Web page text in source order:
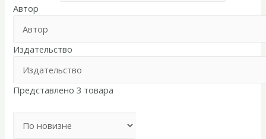
Автор
Издательство
Представлено 3 товара